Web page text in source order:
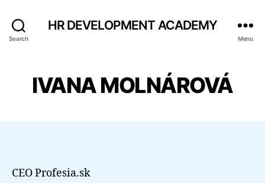
Search
HR DEVELOPMENT ACADEMY
Menu
IVANA MOLNÁROVÁ
CEO Profesia.sk